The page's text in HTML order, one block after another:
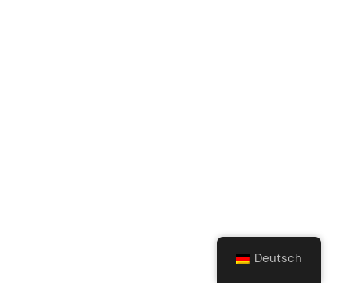
Deutsch